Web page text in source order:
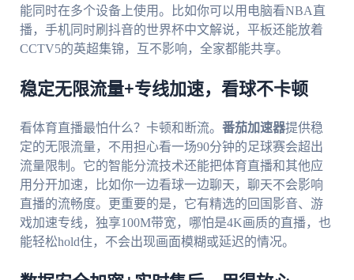
能同时在多个设备上使用。比如你可以用电脑看NBA直
播，手机同时刷抖音的世界杯中文解说，平板还能放着
CCTV5的英超集锦，互不影响，全家都能共享。
稳定无限流量+专线加速，看球不卡顿
看体育直播最怕什么？卡顿和断流。 番茄加速器提供稳
定的无限流量，不用担心看一场90分钟的足球赛会超出
流量限制。它的智能分流技术还能把体育直播和其他应
用分开加速，比如你一边看球一边聊天，聊天不会影响
直播的流畅度。更重要的是，它有精选的回国影音、游
戏加速专线，独享100M带宽，哪怕是4K画质的直播，也
能轻松hold住，不会出现画面模糊或延迟的情况。